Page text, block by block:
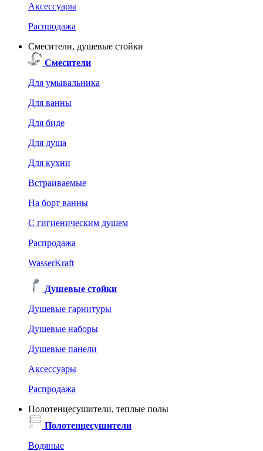
Аксессуары
Распродажа
Смесители, душевые стойки
Смесители
Для умывальника
Для ванны
Для биде
Для душа
Для кухни
Встраиваемые
На борт ванны
C гигиеническим душем
Распродажа
WasserKraft
Душевые стойки
Душевые гарнитуры
Душевые наборы
Душевые панели
Аксессуары
Распродажа
Полотенцесушители, теплые полы
Полотенцесушители
Водяные